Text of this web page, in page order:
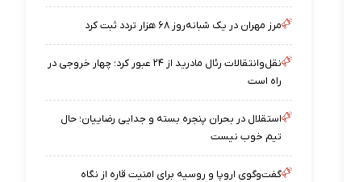
مرز مهران در یک شبانه‌روز ۶۸ هزار تردد ثبت کرد
نقل‌وانتقالات رئال مادرید از ۲۴ عبور کرد؛ چهار خروجی در
راه است
استقلال در بحران پنجره بسته و جدایی رضاییان؛ حال
تیم خوب نیست
گفت‌وگوی اروپا و روسیه برای امنیت قاره از نگاه